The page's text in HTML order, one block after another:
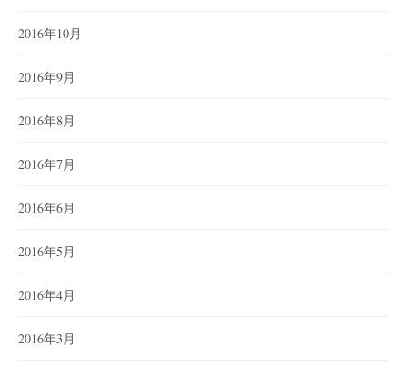
2016年10月
2016年9月
2016年8月
2016年7月
2016年6月
2016年5月
2016年4月
2016年3月